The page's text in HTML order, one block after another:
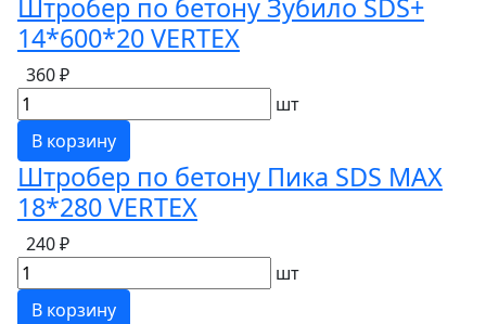
Штробер по бетону Зубило SDS+
14*600*20 VERTEX
360 ₽
шт
В корзину
Штробер по бетону Пика SDS MAX
18*280 VERTEX
240 ₽
шт
В корзину